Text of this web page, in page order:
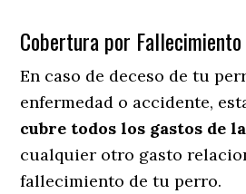
Cobertura por Fallecimiento
En caso de deceso de tu
enfermedad o accidente,
cubre todos los gastos de
cualquier otro gasto
fallecimiento de tu perro.